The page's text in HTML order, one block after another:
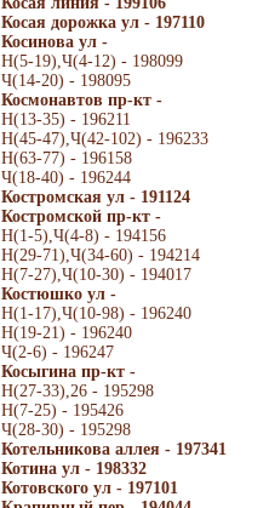
Косая дорожка ул - 197110
Косинова ул -
Н(5-19),Ч(4-12) - 198099
Ч(14-20) - 198095
Космонавтов пр-кт -
Н(13-35) - 196211
Н(45-47),Ч(42-102) - 196233
Н(63-77) - 196158
Ч(18-40) - 196244
Костромская ул - 191124
Костромской пр-кт -
Н(1-5),Ч(4-8) - 194156
Н(29-71),Ч(34-60) - 194214
Н(7-27),Ч(10-30) - 194017
Костюшко ул -
Н(1-17),Ч(10-98) - 196240
Н(19-21) - 196240
Ч(2-6) - 196247
Косыгина пр-кт -
Н(27-33),26 - 195298
Н(7-25) - 195426
Ч(28-30) - 195298
Котельникова аллея - 197341
Котина ул - 198332
Котовского ул - 197101